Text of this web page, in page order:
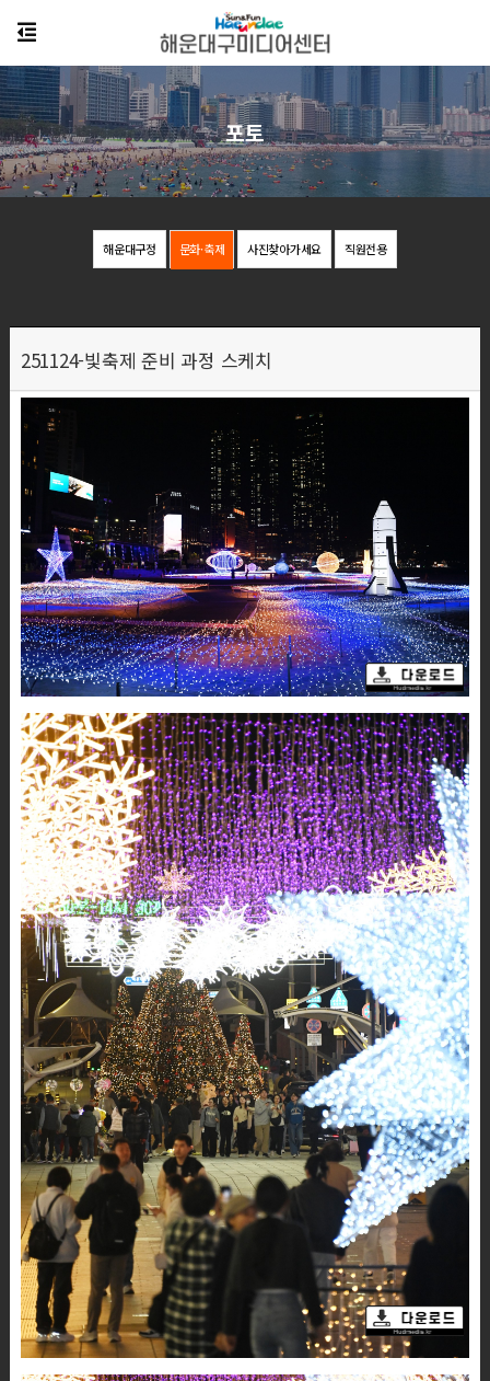
해운대구정 문화·축제 사진찾아가세요 직원전용
포토
251124-빛축제 준비 과정 스케치